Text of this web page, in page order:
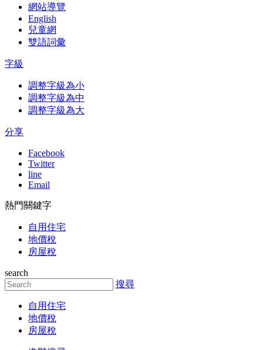
網站導覽
English
兒童網
雙語詞彙
字級
調整字級為小
調整字級為中
調整字級為大
分享
Facebook
Twitter
line
Email
熱門關鍵字
自用住宅
地價稅
房屋稅
search
搜尋
自用住宅
地價稅
房屋稅